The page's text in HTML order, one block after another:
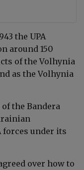
the UPA
around 150
of the Volhynia
as the Volhynia
the Bandera
forces under its
over how to